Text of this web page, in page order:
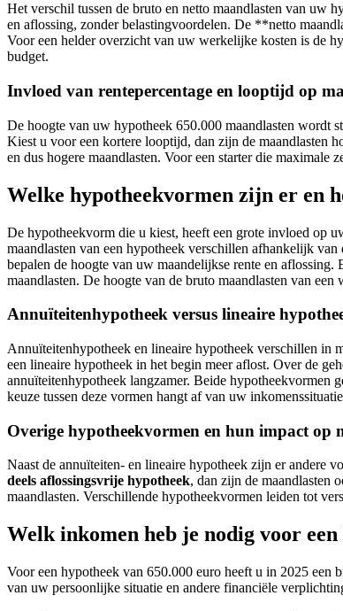
Het verschil tussen de bruto en netto maandlasten van uw
en aflossing, zonder belastingvoordelen. De **netto
Voor een helder overzicht van uw werkelijke kosten is de
budget.
Invloed van rentepercentage en looptijd op
De hoogte van uw hypotheek 650.000 maandlasten wordt
Kiest u voor een kortere looptijd, dan zijn de maandlasten
en dus hogere maandlasten. Voor een starter die
Welke hypotheekvormen zijn er en
De hypotheekvorm die u kiest, heeft een grote invloed op
maandlasten van een hypotheek verschillen afhankelijk
bepalen de hoogte van uw maandelijkse rente en
maandlasten. De hoogte van de bruto maandlasten van
Annuïteitenhypotheek versus lineaire
Annuïteitenhypotheek en lineaire hypotheek verschillen in
een lineaire hypotheek in het begin meer aflost. Over de
annuïteitenhypotheek langzamer. Beide hypotheekvormen
keuze tussen deze vormen hangt af van uw
Overige hypotheekvormen en hun impact op
Naast de annuïteiten- en lineaire hypotheek zijn er andere
deels aflossingsvrije hypotheek, dan zijn de maandlasten
maandlasten. Verschillende hypotheekvormen leiden tot
Welk inkomen heb je nodig voor
Voor een hypotheek van 650.000 euro heeft u in 2025
van uw persoonlijke situatie en andere financiële